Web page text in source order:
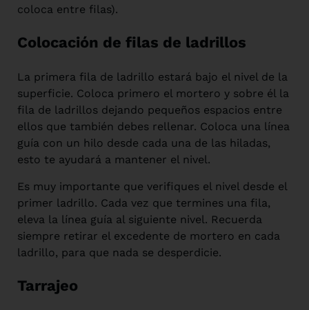
coloca entre filas).
Colocación de filas de ladrillos
La primera fila de ladrillo estará bajo el nivel de la
superficie. Coloca primero el mortero y sobre él la
fila de ladrillos dejando pequeños espacios entre
ellos que también debes rellenar. Coloca una línea
guía con un hilo desde cada una de las hiladas,
esto te ayudará a mantener el nivel.
Es muy importante que verifiques el nivel desde el
primer ladrillo. Cada vez que termines una fila,
eleva la línea guía al siguiente nivel. Recuerda
siempre retirar el excedente de mortero en cada
ladrillo, para que nada se desperdicie.
Tarrajeo